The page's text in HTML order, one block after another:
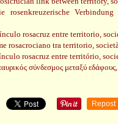
rosenkreuzerische
rosacruz entre territorio,
rosacrociano tra territorio,
rosacruz entre território,
σύνδεσμος μεταξύ
Repost